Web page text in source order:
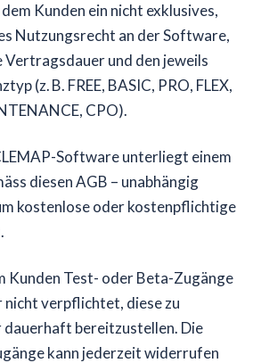
Kunden ein nicht exklusives,
Nutzungsrecht an der Software,
Vertragsdauer und den jeweils
(z. B. FREE, BASIC, PRO, FLEX,
CPO).
Software unterliegt einem
diesen AGB – unabhängig
kostenlose oder kostenpflichtige
Kunden Test- oder Beta-Zugänge
nicht verpflichtet, diese zu
bereitzustellen. Die
kann jederzeit widerrufen